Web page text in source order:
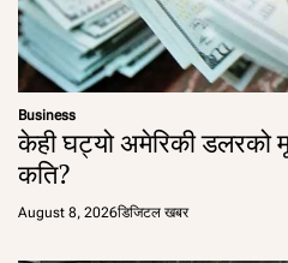
Business
केही घट्यो अमेरिकी डलरको
कति?
August 8, 2026डिजिटल खबर